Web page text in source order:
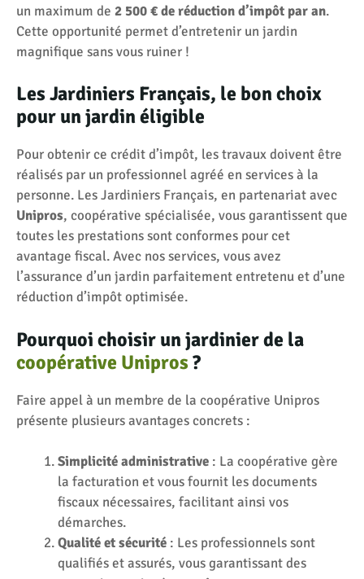
un maximum de 2 500 € de réduction d’impôt par an.
Cette opportunité permet d’entretenir un jardin
magnifique sans vous ruiner !
Les Jardiniers Français, le bon choix
pour un jardin éligible
Pour obtenir ce crédit d’impôt, les travaux doivent être
réalisés par un professionnel agréé en services à la
personne. Les Jardiniers Français, en partenariat avec
Unipros, coopérative spécialisée, vous garantissent que
toutes les prestations sont conformes pour cet
avantage fiscal. Avec nos services, vous avez
l’assurance d’un jardin parfaitement entretenu et d’une
réduction d’impôt optimisée.
Pourquoi choisir un jardinier de la
coopérative Unipros ?
Faire appel à un membre de la coopérative Unipros
présente plusieurs avantages concrets :
Simplicité administrative : La coopérative gère
la facturation et vous fournit les documents
fiscaux nécessaires, facilitant ainsi vos
démarches.
Qualité et sécurité : Les professionnels sont
qualifiés et assurés, vous garantissant des